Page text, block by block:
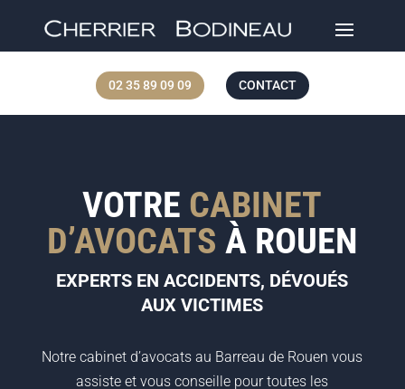
02 35 89 09 09 CONTACT
VOTRE CABINET
D’AVOCATS À ROUEN
EXPERTS EN ACCIDENTS, DÉVOUÉS
AUX VICTIMES
Notre cabinet d’avocats au Barreau de Rouen vous
assiste et vous conseille pour toutes les